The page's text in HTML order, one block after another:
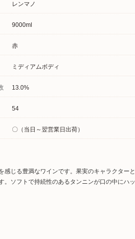
レンマノ
9000ml
赤
ミディアムボディ
13.0%
54
〇（当日～翌営業日出荷）
じる豊満なワインです。果実のキャラクターと
ソフトで持続性のあるタンニンが口の中にハッ